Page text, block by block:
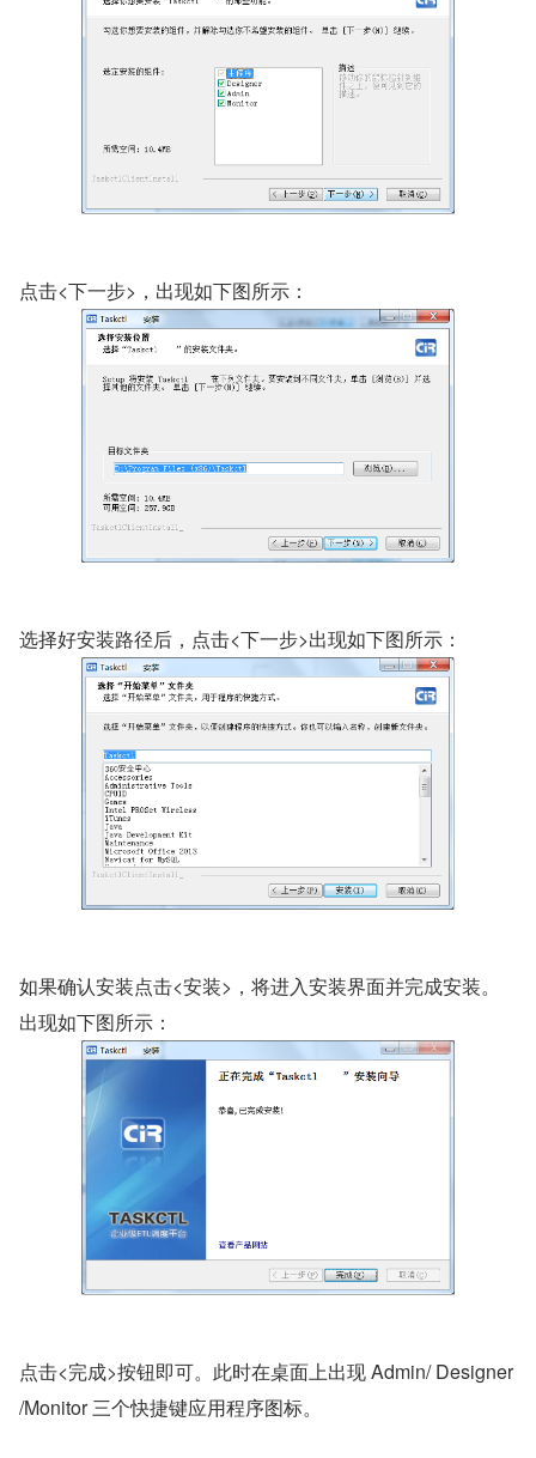
点击<下一步>，出现如下图所示：
选择好安装路径后，点击<下一步>出现如下图所示：
如果确认安装点击<安装>，将进入安装界面并完成安装。
出现如下图所示：
点击<完成>按钮即可。此时在桌面上出现 Admin/ Designer
/Monitor 三个快捷键应用程序图标。